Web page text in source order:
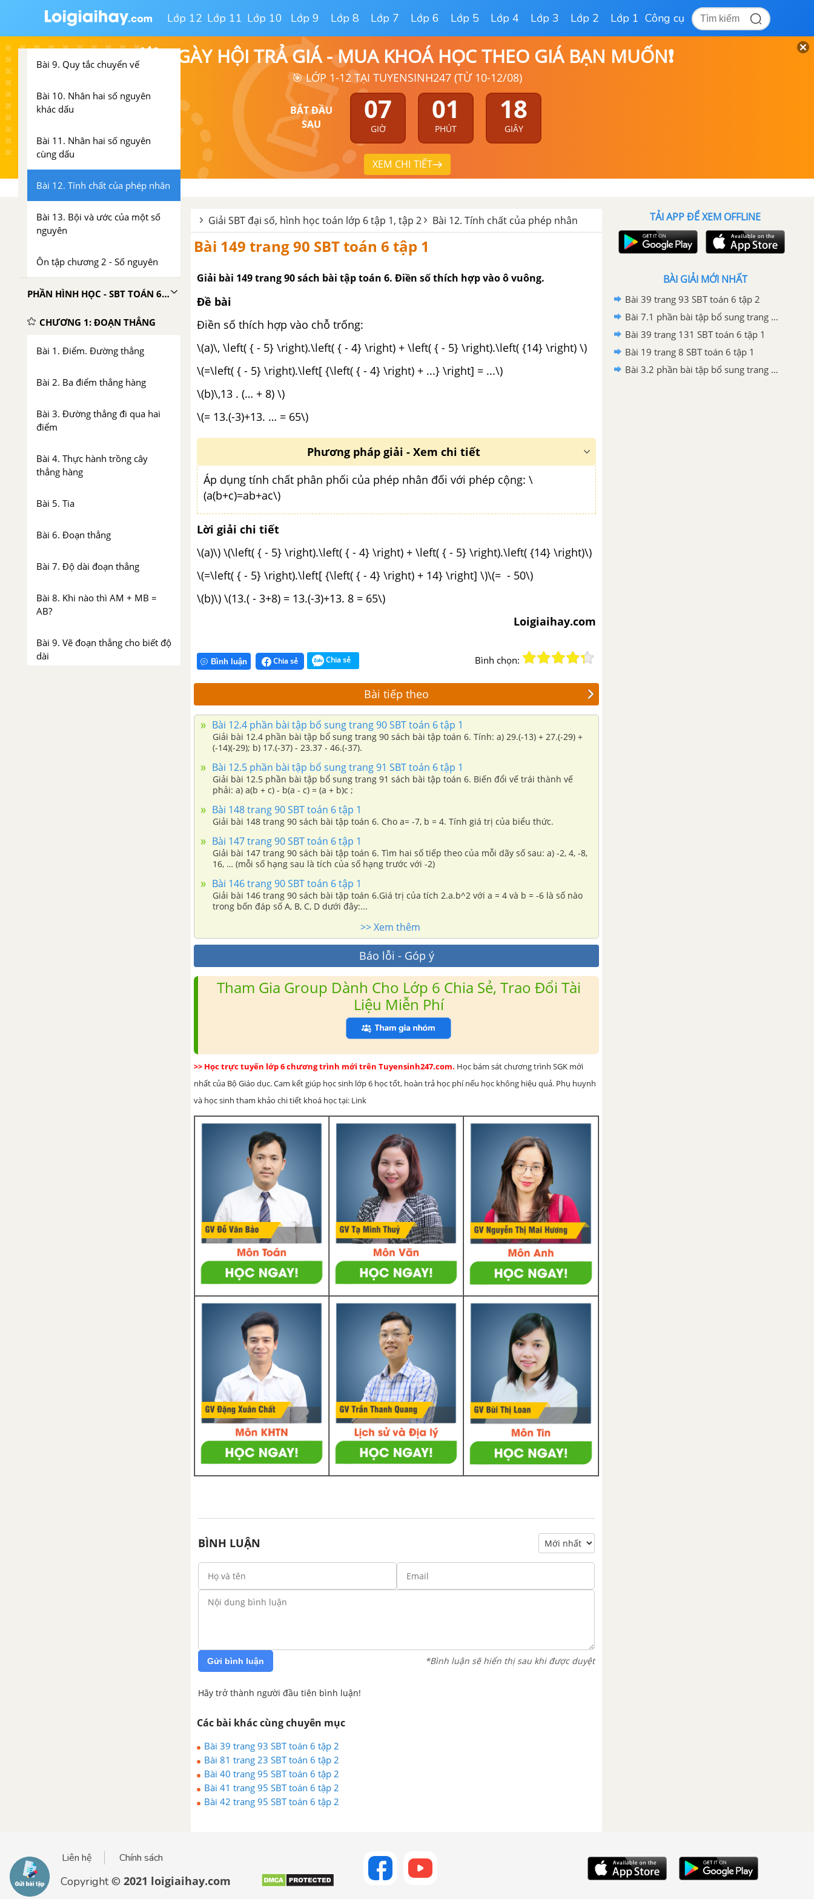
Lớp 12 Lớp 11 Lớp 10 Lớp 9 Lớp 8 Lớp 7 Lớp 6 Lớp 5 Lớp 4 Lớp 3 Lớp 2 Lớp 1 Công cụ
💥 NGÀY HỘI TRẢ GIÁ - MUA KHOÁ HỌC THEO GIÁ BẠN MUỐN❗
🎯 LỚP 1-12 TẠI TUYENSINH247 (TỪ 10-12/08)
BẮT ĐẦU
SAU
07
GIỜ
01
PHÚT
17
GIÂY
XEM CHI TIẾT
Bài 9. Quy tắc chuyển vế
Bài 10. Nhân hai số nguyên
khác dấu
Bài 11. Nhân hai số nguyên
cùng dấu
Bài 12. Tính chất của phép nhân
Bài 13. Bội và ước của một số
nguyên
Ôn tập chương 2 - Số nguyên
PHẦN HÌNH HỌC - SBT TOÁN 6 TẬP 1
CHƯƠNG 1: ĐOẠN THẲNG
Bài 1. Điểm. Đường thẳng
Bài 2. Ba điểm thẳng hàng
Bài 3. Đường thẳng đi qua hai
điểm
Bài 4. Thực hành trồng cây
thẳng hàng
Bài 5. Tia
Bài 6. Đoạn thẳng
Bài 7. Độ dài đoạn thẳng
Bài 8. Khi nào thì AM + MB =
AB?
Bài 9. Vẽ đoạn thẳng cho biết độ
dài
Bài tập ôn tập chương 2 - Góc
Giải SBT đại số, hình học toán lớp 6 tập 1, tập 2 Bài 12. Tính chất của phép nhân
Bài 149 trang 90 SBT toán 6 tập 1
Giải bài 149 trang 90 sách bài tập toán 6. Điền số thích hợp vào ô vuông.
Đề bài
Điền số thích hợp vào chỗ trống:
\(a)\, \left( { - 5} \right).\left( { - 4} \right) + \left( { - 5} \right).\left( {14} \right) \)
\(=\left( { - 5} \right).\left[ {\left( { - 4} \right) + ...} \right] = ...\)
\(b)\,13 . (… + 8) \)
\(= 13.(-3)+13. … = 65\)
Phương pháp giải - Xem chi tiết
Áp dụng tính chất phân phối của phép nhân đối với phép cộng: \
(a(b+c)=ab+ac\)
Lời giải chi tiết
\(a)\) \(\left( { - 5} \right).\left( { - 4} \right) + \left( { - 5} \right).\left( {14} \right)\)
\(=\left( { - 5} \right).\left[ {\left( { - 4} \right) + 14} \right] \)\(= - 50\)
\(b)\) \(13.( - 3+8) = 13.(-3)+13. 8 = 65\)
Loigiaihay.com
Bình luận Chia sẻ Chia sẻ Bình chọn:
Bài tiếp theo
Bài 12.4 phần bài tập bổ sung trang 90 SBT toán 6 tập 1
Giải bài 12.4 phần bài tập bổ sung trang 90 sách bài tập toán 6. Tính: a) 29.(-13) + 27.(-29) +
(-14)(-29); b) 17.(-37) - 23.37 - 46.(-37).
Bài 12.5 phần bài tập bổ sung trang 91 SBT toán 6 tập 1
Giải bài 12.5 phần bài tập bổ sung trang 91 sách bài tập toán 6. Biến đổi vế trái thành vế
phải: a) a(b + c) - b(a - c) = (a + b)c ;
Bài 148 trang 90 SBT toán 6 tập 1
Giải bài 148 trang 90 sách bài tập toán 6. Cho a= -7, b = 4. Tính giá trị của biểu thức.
Bài 147 trang 90 SBT toán 6 tập 1
Giải bài 147 trang 90 sách bài tập toán 6. Tìm hai số tiếp theo của mỗi dãy số sau: a) -2, 4, -8,
16, … (mỗi số hạng sau là tích của số hạng trước với -2)
Bài 146 trang 90 SBT toán 6 tập 1
Giải bài 146 trang 90 sách bài tập toán 6.Giá trị của tích 2.a.b^2 với a = 4 và b = -6 là số nào
trong bốn đáp số A, B, C, D dưới đây:...
>> Xem thêm
Báo lỗi - Góp ý
Tham Gia Group Dành Cho Lớp 6 Chia Sẻ, Trao Đổi Tài
Liệu Miễn Phí
>> Học trực tuyến lớp 6 chương trình mới trên Tuyensinh247.com. Học bám sát chương trình SGK mới
nhất của Bộ Giáo dục. Cam kết giúp học sinh lớp 6 học tốt, hoàn trả học phí nếu học không hiệu quả. Phụ huynh
và học sinh tham khảo chi tiết khoá học tại: Link
BÌNH LUẬN
Gửi bình luận *Bình luận sẽ hiển thị sau khi được duyệt
Hãy trở thành người đầu tiên bình luận!
Các bài khác cùng chuyên mục
Bài 39 trang 93 SBT toán 6 tập 2
Bài 81 trang 23 SBT toán 6 tập 2
Bài 40 trang 95 SBT toán 6 tập 2
Bài 41 trang 95 SBT toán 6 tập 2
Bài 42 trang 95 SBT toán 6 tập 2
TẢI APP ĐỂ XEM OFFLINE
BÀI GIẢI MỚI NHẤT
Bài 39 trang 93 SBT toán 6 tập 2
Bài 7.1 phần bài tập bổ sung trang 92, 93 SBT toán 6 tập 2
Bài 39 trang 131 SBT toán 6 tập 1
Bài 19 trang 8 SBT toán 6 tập 1
Bài 3.2 phần bài tập bổ sung trang 70 SBT toán 6 tập 1
Liên hệ Chính sách
Copyright © 2021 loigiaihay.com